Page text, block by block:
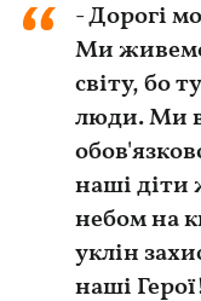
- Дорогі
Ми живемо
світу, бо
люди. Ми
наші
небом на
уклін
наші